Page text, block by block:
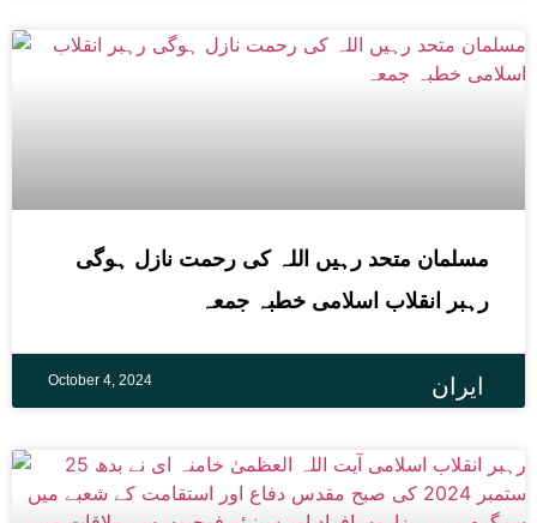
ایران
مسلمان متحد رہیں اللہ کی رحمت نازل ہوگی
رہبر انقلاب اسلامی خطبہ جمعہ
October 4, 2024